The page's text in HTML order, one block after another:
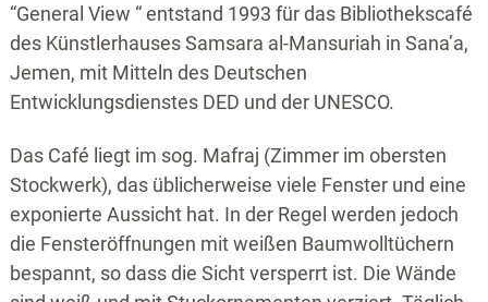
“General View “ entstand 1993 für das Bibliothekscafé
des Künstlerhauses Samsara al-Mansuriah in Sana’a,
Jemen, mit Mitteln des Deutschen
Entwicklungsdienstes DED und der UNESCO.
Das Café liegt im sog. Mafraj (Zimmer im obersten
Stockwerk), das üblicherweise viele Fenster und eine
exponierte Aussicht hat. In der Regel werden jedoch
die Fensteröffnungen mit weißen Baumwolltüchern
bespannt, so dass die Sicht versperrt ist. Die Wände